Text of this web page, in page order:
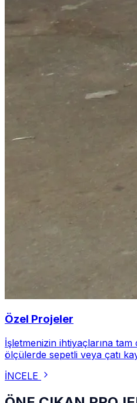
Özel Projeler
İşletmenizin ihtiyaçlarına tam
ölçülerde sepetli veya çatı
İNCELE